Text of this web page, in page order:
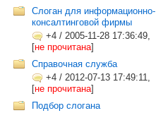
Слоган для информационно-
консалтинговой фирмы
+4 / 2005-11-28 17:36:49,
[не прочитана]
Справочная служба
+4 / 2012-07-13 17:49:11,
[не прочитана]
Подбор слогана